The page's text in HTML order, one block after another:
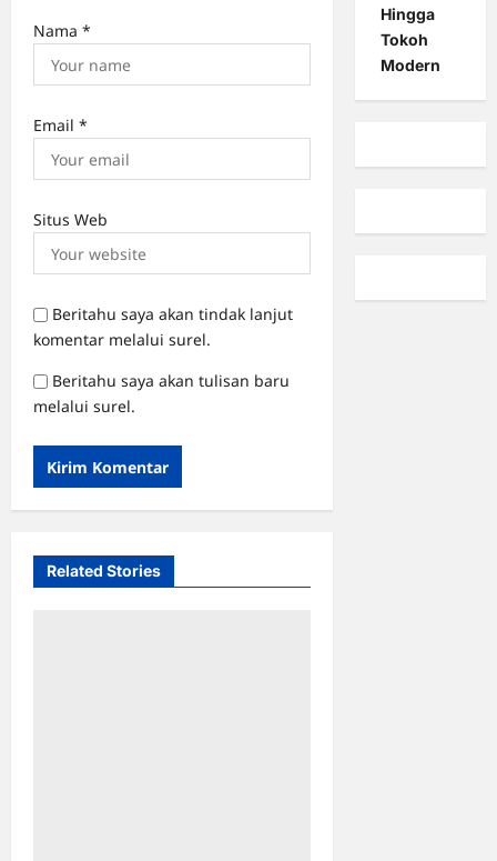
Nama *
Email *
Situs Web
Beritahu saya akan tindak lanjut
komentar melalui surel.
Beritahu saya akan tulisan baru
melalui surel.
Related Stories
Hingga
Tokoh
Modern